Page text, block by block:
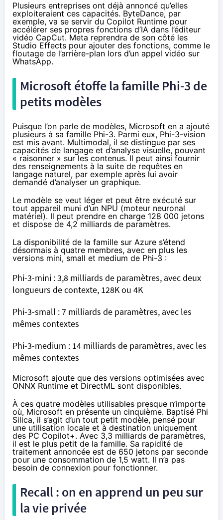
Plusieurs entreprises ont déjà annoncé qu’elles
exploiteraient ces capacités. ByteDance, par
exemple, va se servir du Copilot Runtime pour
accélérer ses propres fonctions d’IA dans l’éditeur
vidéo CapCut. Meta reprendra de son côté les
Studio Effects pour ajouter des fonctions, comme le
floutage de l’arrière-plan lors d’un appel vidéo sur
WhatsApp.
Microsoft étoffe la famille Phi-3 de
petits modèles
Puisque l’on parle de modèles, Microsoft en a ajouté
plusieurs à sa famille Phi-3. Parmi eux, Phi-3-vision
est mis avant. Multimodal, il se distingue par ses
capacités de langage et d’analyse visuelle, pouvant
« raisonner » sur les contenus. Il peut ainsi fournir
des renseignements à la suite de requêtes en
langage naturel, par exemple après lui avoir
demandé d’analyser un graphique.
Le modèle se veut léger et peut être exécuté sur
tout appareil muni d’un NPU (moteur neuronal
matériel). Il peut prendre en charge 128 000 jetons
et dispose de 4,2 milliards de paramètres.
La disponibilité de la famille sur Azure s’étend
désormais à quatre membres, avec en plus les
versions mini, small et medium de Phi-3 :
Phi-3-mini : 3,8 milliards de paramètres, avec deux
longueurs de contexte, 128K ou 4K
Phi-3-small : 7 milliards de paramètres, avec les
mêmes contextes
Phi-3-medium : 14 milliards de paramètres, avec les
mêmes contextes
Microsoft ajoute que des versions optimisées avec
ONNX Runtime et DirectML sont disponibles.
À ces quatre modèles utilisables presque n’importe
où, Microsoft en présente un cinquième. Baptisé Phi
Silica, il s’agit d’un tout petit modèle, pensé pour
une utilisation locale et à destination uniquement
des PC Copilot+. Avec 3,3 milliards de paramètres,
il est le plus petit de la famille. Sa rapidité de
traitement annoncée est de 650 jetons par seconde
pour une consommation de 1,5 watt. Il n’a pas
besoin de connexion pour fonctionner.
Recall : on en apprend un peu sur
la vie privée